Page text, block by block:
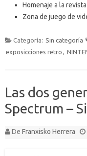
Homenaje a la
Zona de juego de
Categoría: Sin categoría
exposicciones retro ,
Las dos
Spectrum –
De Franxisko Herrera